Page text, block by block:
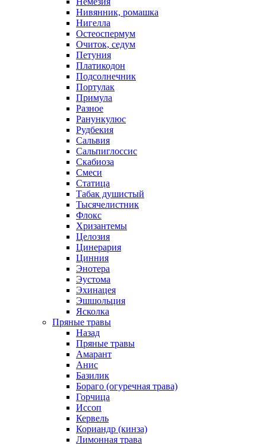
Нивянник, ромашка
Нигелла
Остеоспермум
Очиток, седум
Петуния
Платикодон
Подсолнечник
Портулак
Примула
Разное
Ранункулюс
Рудбекия
Сальвия
Сальпиглоссис
Скабиоза
Смеси
Статица
Табак душистый
Тысячелистник
Флокс
Хризантемы
Целозия
Цинерария
Цинния
Энотера
Эустома
Эхинацея
Эшшольция
Ясколка
Пряные травы
Назад
Пряные травы
Амарант
Анис
Базилик
Бораго (огуречная трава)
Горчица
Иссоп
Кервель
Кориандр (кинза)
Лимонная трава